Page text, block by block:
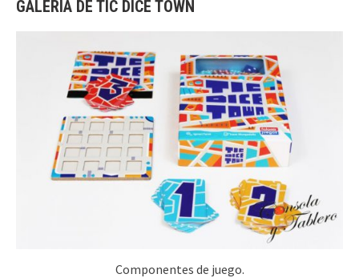
GALERÍA DE TIC DICE TOWN
Componentes de juego.